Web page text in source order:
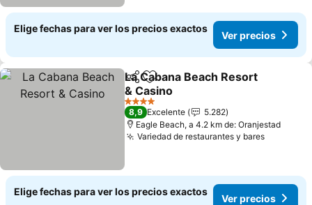
Elige fechas para ver los precios exactos
Ver precios
CompartirAgregar a favoritos
La Cabana Beach Resort
& Casino
Ver precios
4 Estrellas
8,9 Excelente
5.282
Eagle Beach, a 4.2 km de: Oranjestad
Variedad de restaurantes y baresVer
Elige fechas para ver los precios exactos
Ver precios